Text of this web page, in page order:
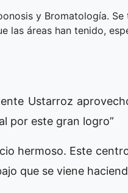
y Bromatología.
las áreas han tenido,
Ustarroz
por este gran logro”
hermoso. Este
que se viene